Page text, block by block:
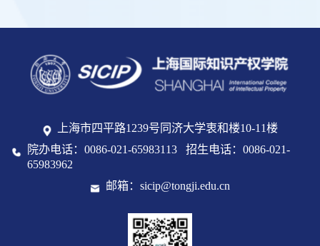
上海市四平路1239号同济大学衷和楼10-11楼
院办电话：0086-021-65983113 招生电话：0086-021-
65983962
邮箱：sicip@tongji.edu.cn